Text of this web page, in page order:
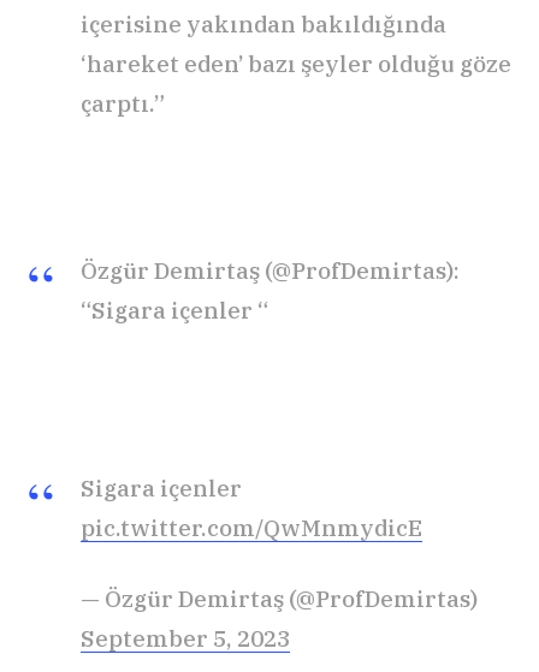
içerisine yakından bakıldığında
‘hareket eden’ bazı şeyler olduğu göze
çarptı.”
Özgür Demirtaş (@ProfDemirtas):
“Sigara içenler “
Sigara içenler
pic.twitter.com/QwMnmydicE
— Özgür Demirtaş (@ProfDemirtas)
September 5, 2023